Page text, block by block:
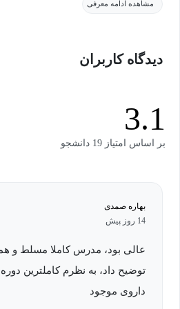
این دوره را آموزش خواهیم داد. بعد
پیدا خواهید کرد.
مشاهده ادامه معرفی
دیدگاه کاربران
3.1
بر اساس امتیاز 19 دانشجو
بهاره صمدی
14 روز پیش
عالی بود، مدرس کاملا مسلط و
توضیح داد، به نظرم کاملترین
داروی موجود